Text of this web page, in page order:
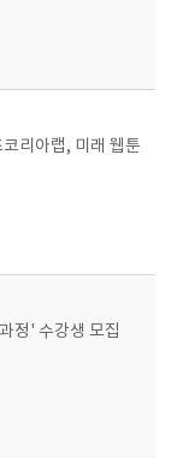
리아랩, 미래 웹툰
정' 수강생 모집